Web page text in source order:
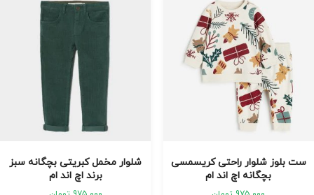
ست بلوز شلوار راحتی کریسمسی
بچگانه اچ اند ام
شلوار مخمل کبریتی بچگانه سبز
برند اچ اند ام